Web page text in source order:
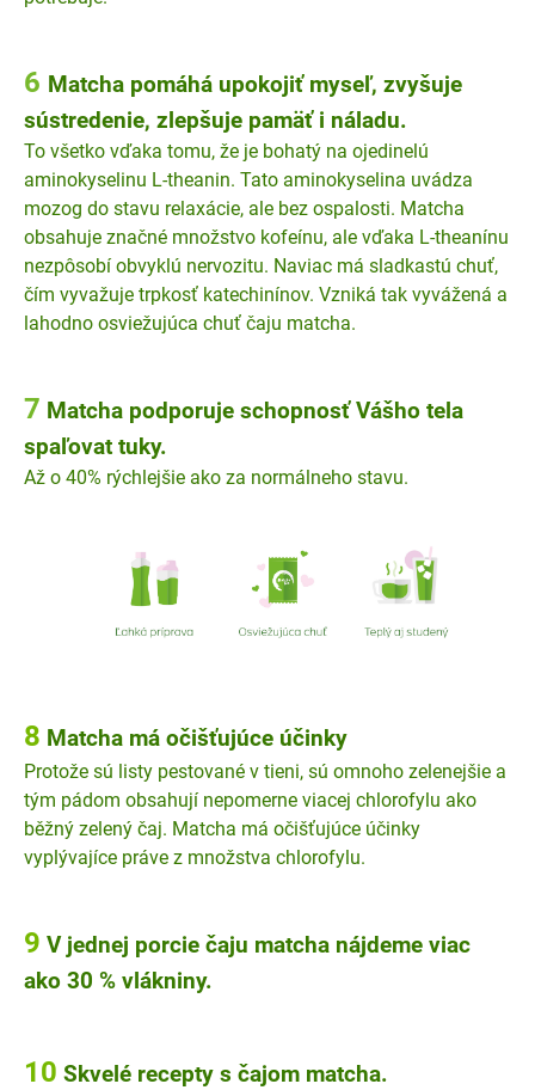
6 Matcha pomáhá upokojiť myseľ, zvyšuje
sústredenie, zlepšuje pamäť i náladu.
To všetko vďaka tomu, že je bohatý na ojedinelú
aminokyselinu L-theanin. Tato aminokyselina uvádza
mozog do stavu relaxácie, ale bez ospalosti. Matcha
obsahuje značné množstvo kofeínu, ale vďaka L-theanínu
nezpôsobí obvyklú nervozitu. Naviac má sladkastú chuť,
čím vyvažuje trpkosť katechinínov. Vzniká tak vyvážená a
lahodno osviežujúca chuť čaju matcha.
7 Matcha podporuje schopnosť Vášho tela
spaľovat tuky.
Až o 40% rýchlejšie ako za normálneho stavu.
8 Matcha má očišťujúce účinky
Protože sú listy pestované v tieni, sú omnoho zelenejšie a
tým pádom obsahují nepomerne viacej chlorofylu ako
běžný zelený čaj. Matcha má očišťujúce účinky
vyplývajíce práve z množstva chlorofylu.
9 V jednej porcie čaju matcha nájdeme viac
ako 30 % vlákniny.
10 Skvelé recepty s čajom matcha.